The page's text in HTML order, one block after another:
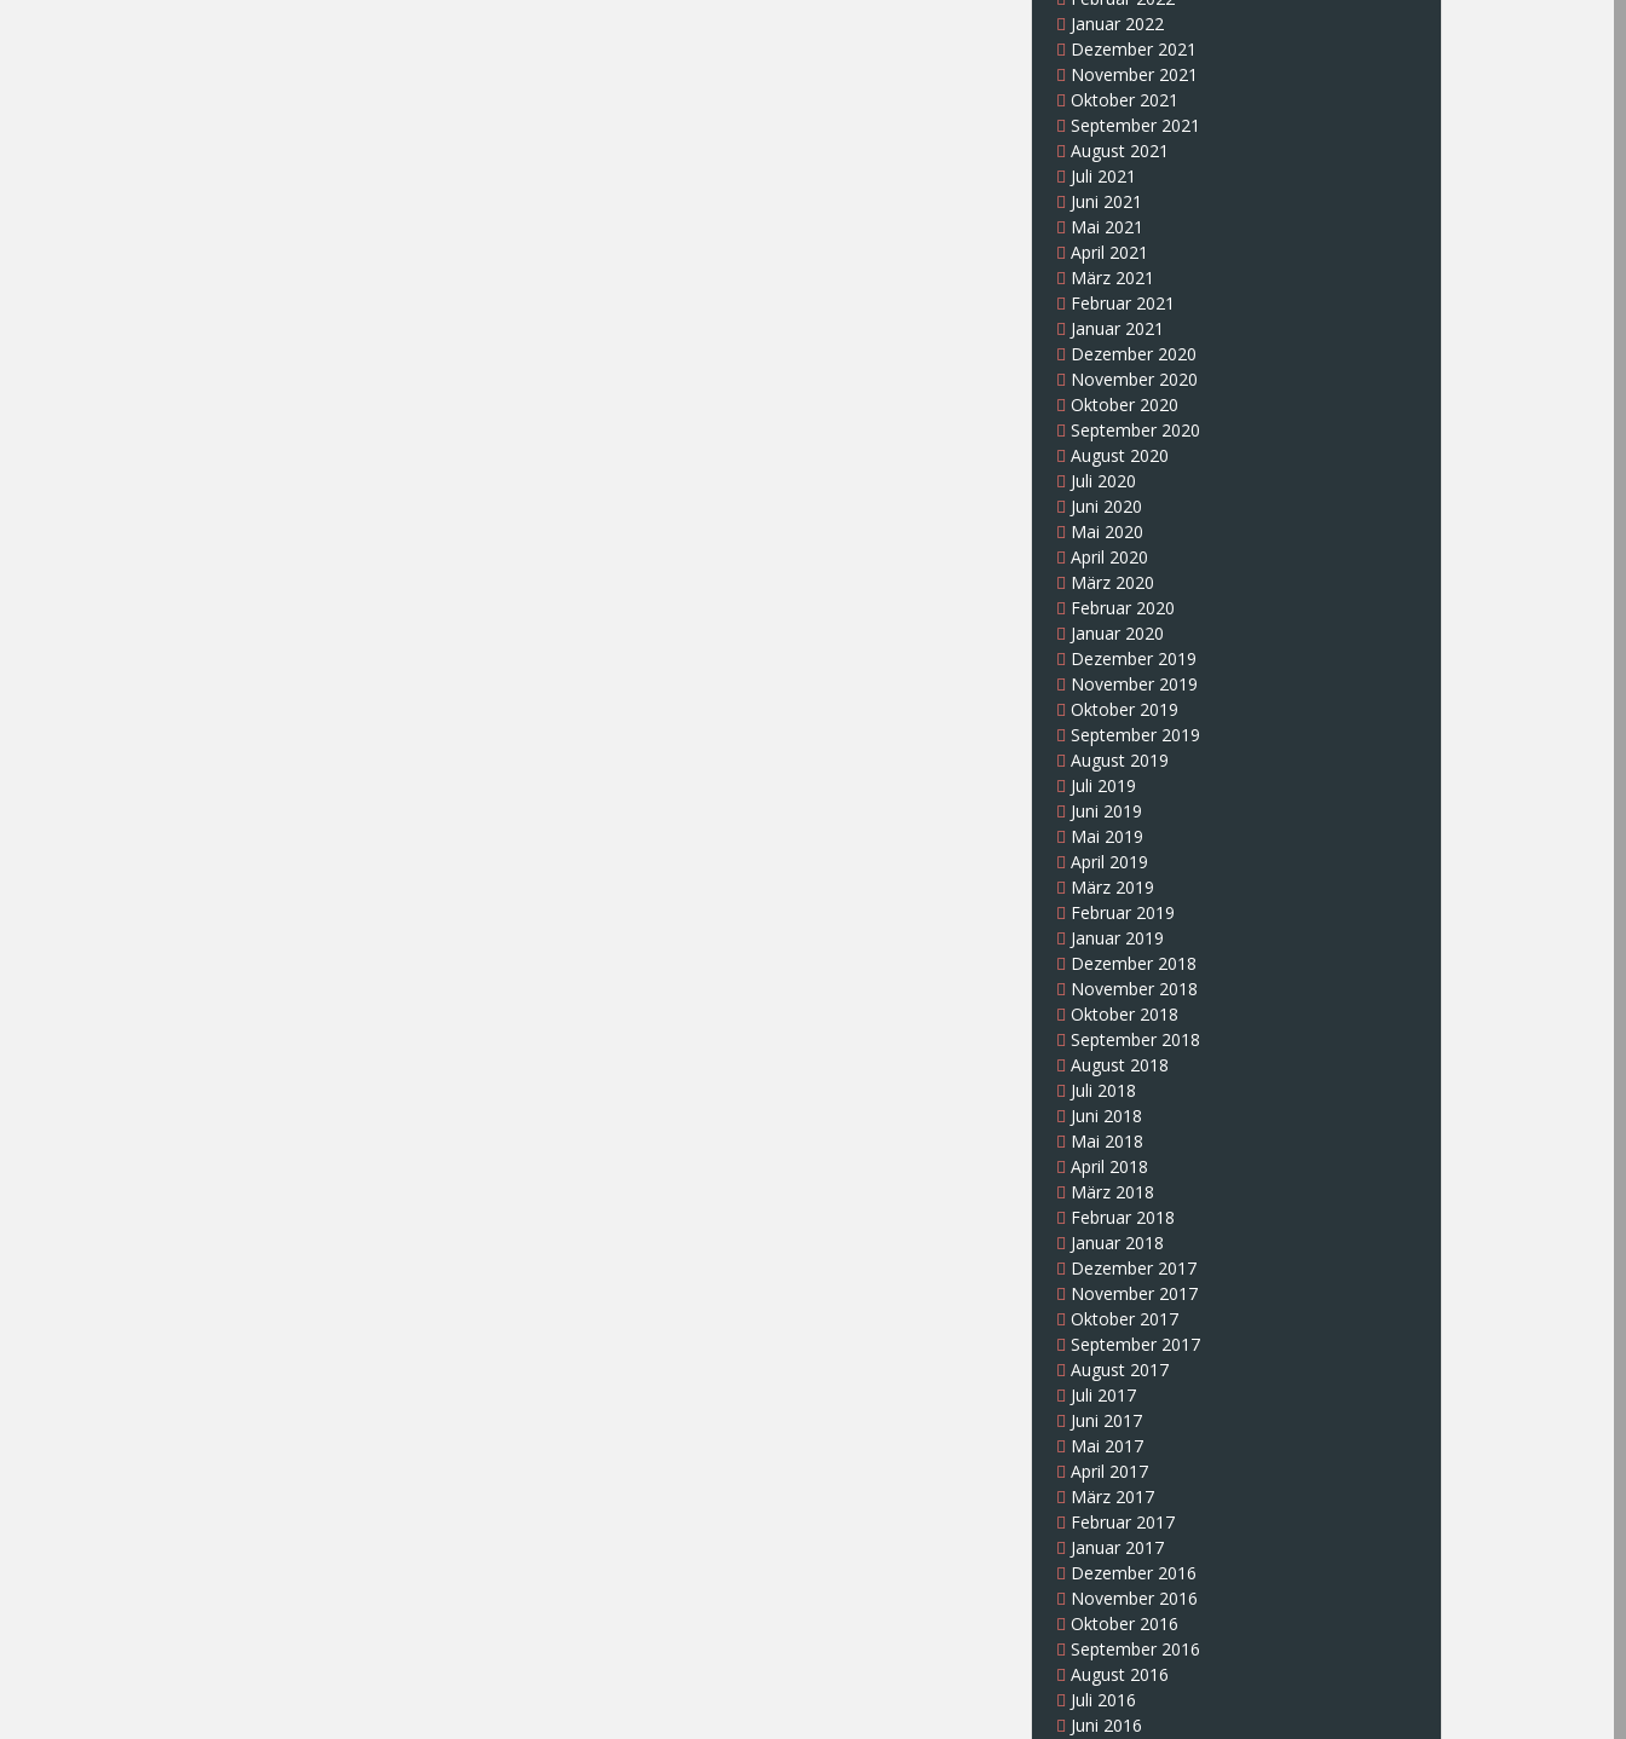
Januar 2022
Dezember 2021
November 2021
Oktober 2021
September 2021
August 2021
Juli 2021
Juni 2021
Mai 2021
April 2021
März 2021
Februar 2021
Januar 2021
Dezember 2020
November 2020
Oktober 2020
September 2020
August 2020
Juli 2020
Juni 2020
Mai 2020
April 2020
März 2020
Februar 2020
Januar 2020
Dezember 2019
November 2019
Oktober 2019
September 2019
August 2019
Juli 2019
Juni 2019
Mai 2019
April 2019
März 2019
Februar 2019
Januar 2019
Dezember 2018
November 2018
Oktober 2018
September 2018
August 2018
Juli 2018
Juni 2018
Mai 2018
April 2018
März 2018
Februar 2018
Januar 2018
Dezember 2017
November 2017
Oktober 2017
September 2017
August 2017
Juli 2017
Juni 2017
Mai 2017
April 2017
März 2017
Februar 2017
Januar 2017
Dezember 2016
November 2016
Oktober 2016
September 2016
August 2016
Juli 2016
Juni 2016